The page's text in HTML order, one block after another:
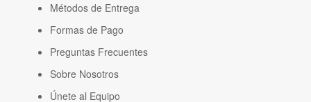
Métodos de Entrega
Formas de Pago
Preguntas Frecuentes
Sobre Nosotros
Únete al Equipo